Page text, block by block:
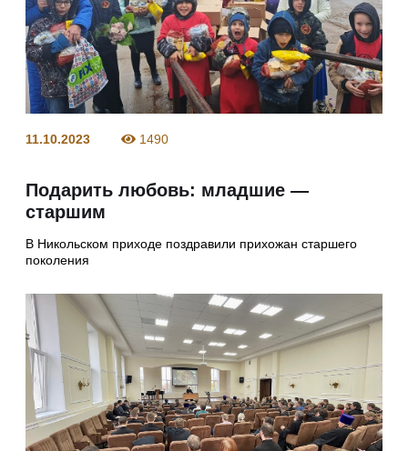
11.10.2023 1490
Подарить любовь: младшие —
старшим
В Никольском приходе поздравили прихожан старшего
поколения